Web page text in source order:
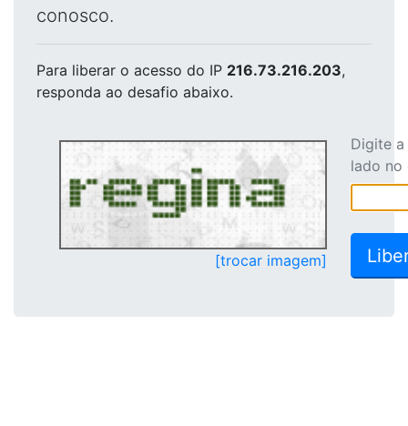
conosco.
Para liberar o acesso do IP 216.73.216.203,
responda ao desafio abaixo.
[trocar imagem]
Digite
lado no